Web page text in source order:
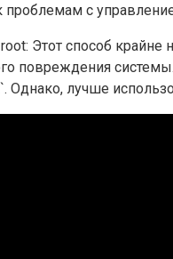
с
Этот способ
повреждения
лучше